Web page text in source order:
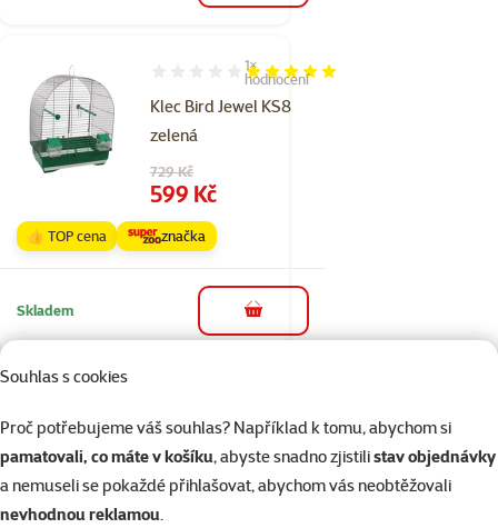
Souhlas s cookies
Proč potřebujeme váš souhlas? Například k tomu, abychom si
pamatovali, co máte v košíku, abyste snadno zjistilistav objednávky
a nemuseli se pokaždé přihlašovat, abychom vás neobtěžovali
nevhodnou reklamou.
Klec Bird Jewel KS8
zelená
Hodnocení 100%, počet hodnocení: 1
1×
hodnocení
Původní cena
729 Kč
Cena
599 Kč
👍 TOP cena značka
Skladem do košíku
Náhradní úchyt
na klece
plastový BIRD
JEWEL